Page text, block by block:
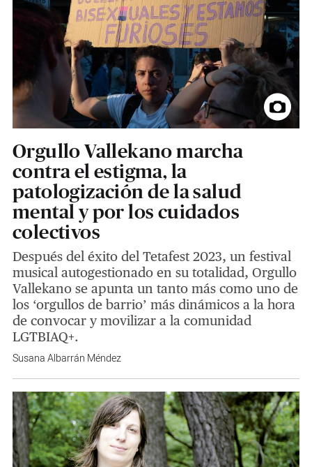
Orgullo Vallekano marcha
contra el estigma, la
patologización de la salud
mental y por los cuidados
colectivos
Después del éxito del Tetafest 2023, un festival
musical autogestionado en su totalidad, Orgullo
Vallekano se apunta un tanto más como uno de
los ‘orgullos de barrio’ más dinámicos a la hora
de convocar y movilizar a la comunidad
LGTBIAQ+.
Susana Albarrán Méndez